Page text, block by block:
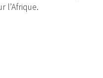
l’Afrique.